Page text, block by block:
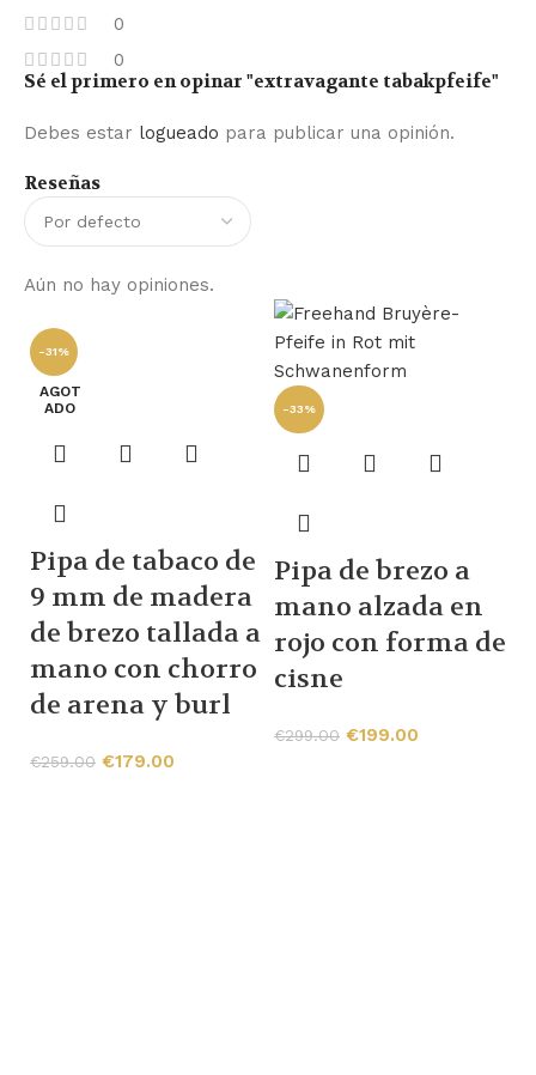
0
0
Reseñas
Aún no hay opiniones.
Sé el primero en opinar "extravagante tabakpfeife"
Debes estar logueado para publicar una opinión.
-31%
AGOT
ADO
Pipa de tabaco de
9 mm de madera
de brezo tallada a
mano con chorro
de arena y burl
€259.00 €179.00
-33%
Pipa de brezo a
mano alzada en
rojo con forma de
cisne
€299.00 €199.00